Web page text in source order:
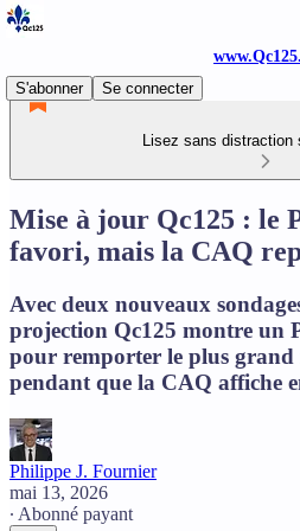
S'abonner
Se connecter
Lisez sans distraction
Mise à jour Qc125 : le
favori, mais la CAQ
Avec deux nouveaux
projection Qc125 montre un
pour remporter le plus grand
pendant que la CAQ affiche
Philippe J. Fournier
mai 13, 2026
∙ Abonné payant